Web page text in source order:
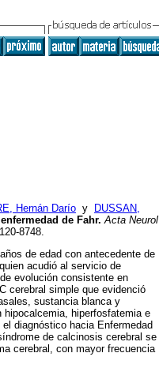
Hernán Darío y
DUSSAN,
de Fahr. Acta Neurol
8748.
de edad con antecedente de
acudió al servicio de
evolución consistente en
cerebral simple que evidenció
sustancia blanca y
hipocalcemia, hiperfosfatemia e
diagnóstico hacia Enfermedad
de calcinosis cerebral se
cerebral, con mayor frecuencia